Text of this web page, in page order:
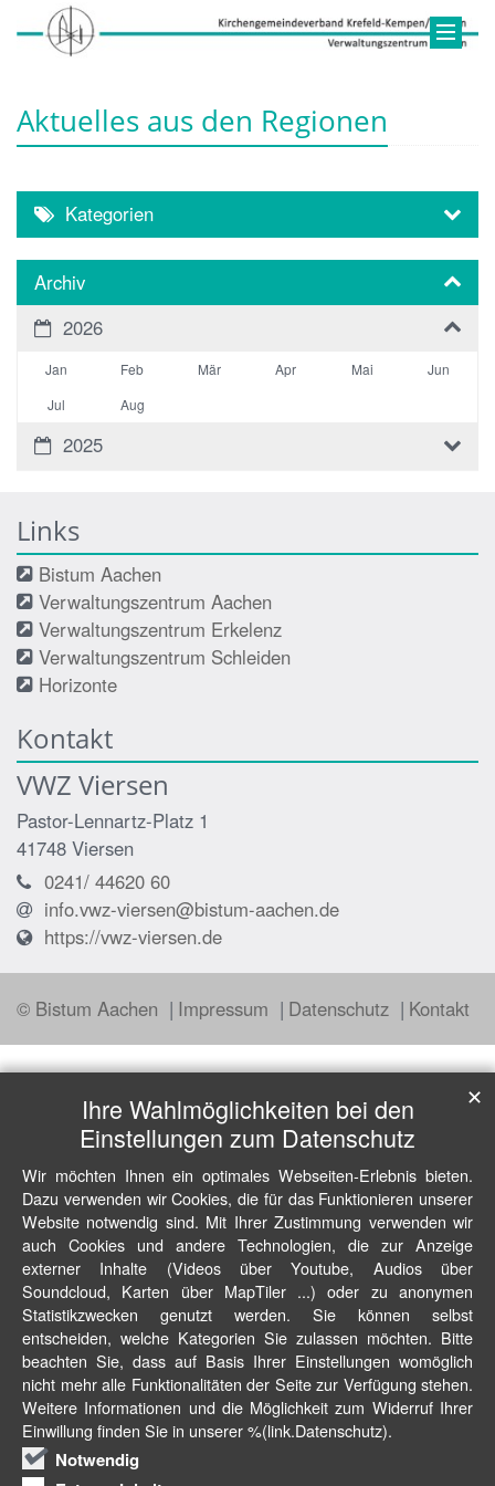
Aktuelles aus den Regionen
Kategorien
Archiv
2026
Jan Feb Mär Apr Mai
Jun
Jul
Aug
2025
Links
Bistum Aachen
Verwaltungszentrum Aachen
Verwaltungszentrum Erkelenz
Verwaltungszentrum Schleiden
Horizonte
Kontakt
VWZ Viersen
Pastor-Lennartz-Platz 1
41748 Viersen
0241/ 44620 60
info.vwz-viersen@bistum-aachen.de
https://vwz-viersen.de
© Bistum Aachen Impressum Datenschutz Kontakt
Ihre Wahlmöglichkeiten bei den
Einstellungen zum Datenschutz
Wir möchten Ihnen ein optimales Webseiten-Erlebnis bieten.
Dazu verwenden wir Cookies, die für das Funktionieren unserer
Website notwendig sind. Mit Ihrer Zustimmung verwenden wir
auch Cookies und andere Technologien, die zur Anzeige
externer Inhalte (Videos über Youtube, Audios über
Soundcloud, Karten über MapTiler ...) oder zu anonymen
Statistikzwecken genutzt werden. Sie können selbst
entscheiden, welche Kategorien Sie zulassen möchten. Bitte
beachten Sie, dass auf Basis Ihrer Einstellungen womöglich
nicht mehr alle Funktionalitäten der Seite zur Verfügung stehen.
Weitere Informationen und die Möglichkeit zum Widerruf Ihrer
Einwillung finden Sie in unserer %(link.Datenschutz).
Notwendig
✕